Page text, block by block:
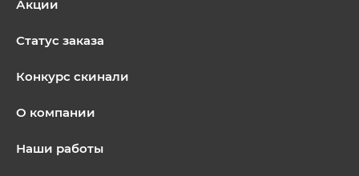
Акции
Статус заказа
Конкурс скинали
О компании
Наши работы